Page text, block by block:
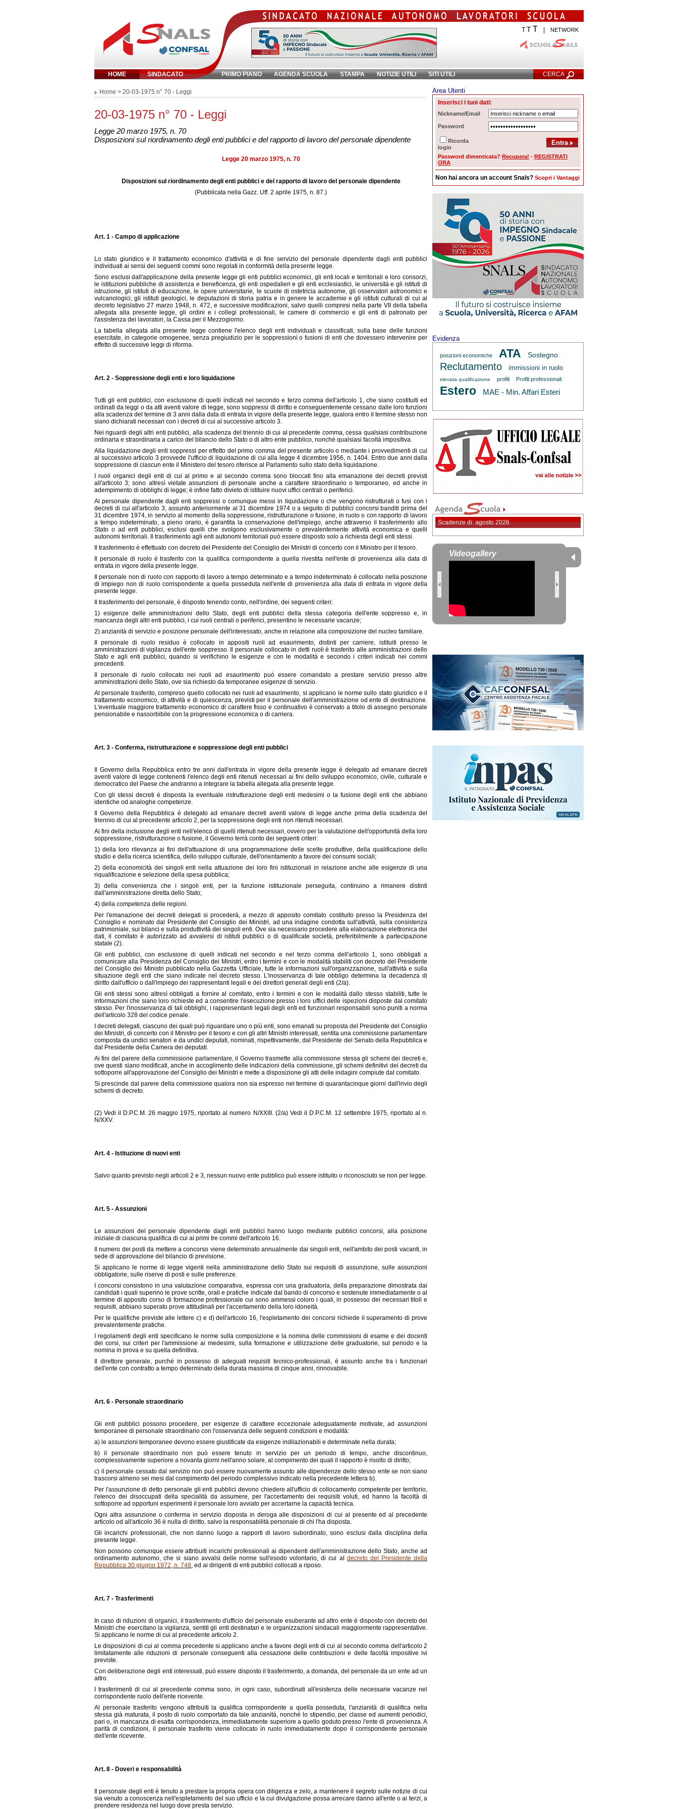
T TT NETWORK
HOME SINDACATO PRIMO PIANO AGENDA SCUOLA STAMPA NOTIZIE UTILI SITI UTILI CERCA
Inserisci parola chiave: Ricerca Avanzata
Home > 20-03-1975 n° 70 - Leggi
20-03-1975 n° 70 - Leggi
Legge 20 marzo 1975, n. 70
Disposizioni sul riordinamento degli enti pubblici e del rapporto di lavoro del personale dipendente
Legge 20 marzo 1975, n. 70
Disposizioni sul riordinamento degli enti pubblici e del rapporto di lavoro del personale dipendente
(Pubblicata nella Gazz. Uff. 2 aprile 1975, n. 87.)
Art. 1 - Campo di applicazione
Lo stato giuridico e il trattamento economico d'attività e di fine servizio del personale dipendente dagli enti pubblici
individuati ai sensi dei seguenti commi sono regolati in conformità della presente legge.
Sono esclusi dall'applicazione della presente legge gli enti pubblici economici, gli enti locali e territoriali e loro consorzi,
le istituzioni pubbliche di assistenza e beneficenza, gli enti ospedalieri e gli enti ecclesiastici, le università e gli istituti di
istruzione, gli istituti di educazione, le opere universitarie, le scuole di ostetricia autonome, gli osservatori astronomici e
vulcanologici, gli istituti geologici, le deputazioni di storia patria e in genere le accademie e gli istituti culturali di cui al
decreto legislativo 27 marzo 1948, n. 472, e successive modificazioni, salvo quelli compresi nella parte VII della tabella
allegata alla presente legge, gli ordini e i collegi professionali, le camere di commercio e gli enti di patronato per
l'assistenza dei lavoratori, la Cassa per il Mezzogiorno.
La tabella allegata alla presente legge contiene l'elenco degli enti individuali e classificati, sulla base delle funzioni
esercitate, in categorie omogenee, senza pregiudizio per le soppressioni o fusioni di enti che dovessero intervenire per
effetto di successive leggi di riforma.
Art. 2 - Soppressione degli enti e loro liquidazione
Tutti gli enti pubblici, con esclusione di quelli indicati nel secondo e terzo comma dell'articolo 1, che siano costituiti ed
ordinati da leggi o da atti aventi valore di legge, sono soppressi di diritto e conseguentemente cessano dalle loro funzioni
alla scadenza del termine di 3 anni dalla data di entrata in vigore della presente legge, qualora entro il termine stesso non
siano dichiarati necessari con i decreti di cui al successivo articolo 3.
Nei riguardi degli altri enti pubblici, alla scadenza del triennio di cui al precedente comma, cessa qualsiasi contribuzione
ordinaria e straordinaria a carico del bilancio dello Stato o di altro ente pubblico, nonché qualsiasi facoltà impositiva.
Alla liquidazione degli enti soppressi per effetto del primo comma del presente articolo o mediante i provvedimenti di cui
al successivo articolo 3 provvede l'ufficio di liquidazione di cui alla legge 4 dicembre 1956, n. 1404. Entro due anni dalla
soppressione di ciascun ente il Ministero del tesoro riferisce al Parlamento sullo stato della liquidazione.
I ruoli organici degli enti di cui al primo e al secondo comma sono bloccati fino alla emanazione dei decreti previsti
all'articolo 3; sono altresì vietate assunzioni di personale anche a carattere straordinario o temporaneo, ed anche in
adempimento di obblighi di legge; è infine fatto divieto di istituire nuovi uffici centrali o periferici.
Al personale dipendente dagli enti soppressi o comunque messi in liquidazione o che vengono ristrutturati o fusi con i
decreti di cui all'articolo 3, assunto anteriormente al 31 dicembre 1974 o a seguito di pubblici concorsi banditi prima del
31 dicembre 1974, in servizio al momento della soppressione, ristrutturazione o fusione, in ruolo o con rapporto di lavoro
a tempo indeterminato, a pieno orario, è garantita la conservazione dell'impiego, anche attraverso il trasferimento allo
Stato o ad enti pubblici, esclusi quelli che svolgono esclusivamente o prevalentemente attività economica e quelli
autonomi territoriali. Il trasferimento agli enti autonomi territoriali può essere disposto solo a richiesta degli enti stessi.
Il trasferimento è effettuato con decreto del Presidente del Consiglio dei Ministri di concerto con il Ministro per il tesoro.
Il personale di ruolo è trasferito con la qualifica corrispondente a quella rivestita nell'ente di provenienza alla data di
entrata in vigore della presente legge.
Il personale non di ruolo con rapporto di lavoro a tempo determinato e a tempo indeterminato è collocato nella posizione
di impiego non di ruolo corrispondente a quella posseduta nell'ente di provenienza alla data di entrata in vigore della
presente legge.
Il trasferimento del personale, è disposto tenendo conto, nell'ordine, dei seguenti criteri:
1) esigenze delle amministrazioni dello Stato, degli enti pubblici della stessa categoria dell'ente soppresso e, in
mancanza degli altri enti pubblici, i cui ruoli centrali o periferici, presentino le necessarie vacanze;
2) anzianità di servizio e posizione personale dell'interessato, anche in relazione alla composizione del nucleo familiare.
Il personale di ruolo residuo è collocato in appositi ruoli ad esaurimento, distinti per carriere, istituiti presso le
amministrazioni di vigilanza dell'ente soppresso. Il personale collocato in detti ruoli è trasferito alle amministrazioni dello
Stato e agli enti pubblici, quando si verifichino le esigenze e con le modalità e secondo i criteri indicati nei commi
precedenti.
Il personale di ruolo collocato nei ruoli ad esaurimento può essere comandato a prestare servizio presso altre
amministrazioni dello Stato, ove sia richiesto da temporanee esigenze di servizio.
Al personale trasferito, compreso quello collocato nei ruoli ad esaurimento, si applicano le norme sullo stato giuridico e il
trattamento economico, di attività e di quiescenza, previsti per il personale dell'amministrazione od ente di destinazione.
L'eventuale maggiore trattamento economico di carattere fisso e continuativo è conservato a titolo di assegno personale
pensionabile e riassorbibile con la progressione economica o di carriera.
Art. 3 - Conferma, ristrutturazione e soppressione degli enti pubblici
Il Governo della Repubblica entro tre anni dall'entrata in vigore della presente legge è delegato ad emanare decreti
aventi valore di legge contenenti l'elenco degli enti ritenuti necessari ai fini dello sviluppo economico, civile, culturale e
democratico del Paese che andranno a integrare la tabella allegata alla presente legge.
Con gli stessi decreti è disposta la eventuale ristrutturazione degli enti medesimi o la fusione degli enti che abbiano
identiche od analoghe competenze.
Il Governo della Repubblica è delegato ad emanare decreti aventi valore di legge anche prima della scadenza del
triennio di cui al precedente articolo 2, per la soppressione degli enti non ritenuti necessari.
Ai fini della inclusione degli enti nell'elenco di quelli ritenuti necessari, ovvero per la valutazione dell'opportunità della loro
soppressione, ristrutturazione o fusione, il Governo terrà conto dei seguenti criteri:
1) della loro rilevanza ai fini dell'attuazione di una programmazione delle scelte produttive, della qualificazione dello
studio e della ricerca scientifica, dello sviluppo culturale, dell'orientamento a favore dei consumi sociali;
2) della economicità dei singoli enti nella attuazione dei loro fini istituzionali in relazione anche alle esigenze di una
riqualificazione e selezione della spesa pubblica;
3) della convenienza che i singoli enti, per la funzione istituzionale perseguita, continuino a rimanere distinti
dall'amministrazione diretta dello Stato;
4) della competenza delle regioni.
Per l'emanazione dei decreti delegati si procederà, a mezzo di apposito comitato costituito presso la Presidenza del
Consiglio e nominato dal Presidente del Consiglio dei Ministri, ad una indagine condotta sull'attività, sulla consistenza
patrimoniale, sui bilanci e sulla produttività dei singoli enti. Ove sia necessario procedere alla elaborazione elettronica dei
dati, il comitato è autorizzato ad avvalersi di istituti pubblici o di qualificate società, preferibilmente a partecipazione
statale (2).
Gli enti pubblici, con esclusione di quelli indicati nel secondo e nel terzo comma dell'articolo 1, sono obbligati a
comunicare alla Presidenza del Consiglio dei Ministri, entro i termini e con le modalità stabiliti con decreto del Presidente
del Consiglio dei Ministri pubblicato nella Gazzetta Ufficiale, tutte le informazioni sull'organizzazione, sull'attività e sulla
situazione degli enti che siano indicate nel decreto stesso. L'inosservanza di tale obbligo determina la decadenza di
diritto dall'ufficio o dall'impiego dei rappresentanti legali e dei direttori generali degli enti (2/a).
Gli enti stessi sono altresì obbligati a fornire al comitato, entro i termini e con le modalità dallo stesso stabiliti, tutte le
informazioni che siano loro richieste ed a consentire l'esecuzione presso i loro uffici delle ispezioni disposte dal comitato
stesso. Per l'inosservanza di tali obblighi, i rappresentanti legali degli enti ed funzionari responsabili sono puniti a norma
dell'articolo 328 del codice penale.
I decreti delegati, ciascuno dei quali può riguardare uno o più enti, sono emanati su proposta del Presidente del Consiglio
dei Ministri, di concerto con il Ministro per il tesoro e con gli altri Ministri interessati, sentita una commissione parlamentare
composta da undici senatori e da undici deputati, nominati, rispettivamente, dal Presidente del Senato della Repubblica e
dal Presidente della Camera dei deputati.
Ai fini del parere della commissione parlamentare, il Governo trasmette alla commissione stessa gli schemi dei decreti e,
ove questi siano modificati, anche in accoglimento delle indicazioni della commissione, gli schemi definitivi dei decreti da
sottoporre all'approvazione del Consiglio dei Ministri e mette a disposizione gli atti delle indagini compiute dal comitato.
Si prescinde dal parere della commissione qualora non sia espresso nel termine di quarantacinque giorni dall'invio degli
schemi di decreto.
(2) Vedi il D.P.C.M. 26 maggio 1975, riportato al numero N/XXIII. (2/a) Vedi il D.P.C.M. 12 settembre 1975, riportato al n.
N/XXV.
Art. 4 - Istituzione di nuovi enti
Salvo quanto previsto negli articoli 2 e 3, nessun nuovo ente pubblico può essere istituito o riconosciuto se non per legge.
Art. 5 - Assunzioni
Le assunzioni del personale dipendente dagli enti pubblici hanno luogo mediante pubblici concorsi, alla posizione
iniziale di ciascuna qualifica di cui ai primi tre commi dell'articolo 16.
Il numero dei posti da mettere a concorso viene determinato annualmente dai singoli enti, nell'ambito dei posti vacanti, in
sede di approvazione del bilancio di previsione.
Si applicano le norme di legge vigenti nella amministrazione dello Stato sui requisiti di assunzione, sulle assunzioni
obbligatorie, sulle riserve di posti e sulle preferenze.
I concorsi consistono in una valutazione comparativa, espressa con una graduatoria, della preparazione dimostrata dai
candidati i quali superino le prove scritte, orali e pratiche indicate dal bando di concorso e sostenute immediatamente o al
termine di apposito corso di formazione professionale cui sono ammessi coloro i quali, in possesso dei necessari titoli e
requisiti, abbiano superato prove attitudinali per l'accertamento della loro idoneità.
Per le qualifiche previste alle lettere c) e d) dell'articolo 16, l'espletamento dei concorsi richiede il superamento di prove
prevalentemente pratiche.
I regolamenti degli enti specificano le norme sulla composizione e la nomina delle commissioni di esame e dei docenti
dei corsi, sui criteri per l'ammissione ai medesimi, sulla formazione e utilizzazione delle graduatorie, sul periodo e la
nomina in prova e su quella definitiva.
Il direttore generale, purché in possesso di adeguati requisiti tecnico-professionali, è assunto anche tra i funzionari
dell'ente con contratto a tempo determinato della durata massima di cinque anni, rinnovabile.
Art. 6 - Personale straordinario
Gli enti pubblici possono procedere, per esigenze di carattere eccezionale adeguatamente motivate, ad assunzioni
temporanee di personale straordinario con l'osservanza delle seguenti condizioni e modalità:
a) le assunzioni temporanee devono essere giustificate da esigenze indilazionabili e determinate nella durata;
b) il personale straordinario non può essere tenuto in servizio per un periodo di tempo, anche discontinuo,
complessivamente superiore a novanta giorni nell'anno solare, al compimento dei quali il rapporto è risolto di diritto;
c) il personale cessato dal servizio non può essere nuovamente assunto alle dipendenze dello stesso ente se non siano
trascorsi almeno sei mesi dal compimento del periodo complessivo indicato nella precedente lettera b).
Per l'assunzione di detto personale gli enti pubblici devono chiedere all'ufficio di collocamento competente per territorio,
l'elenco dei disoccupati della specialità da assumere, per l'accertamento dei requisiti voluti, ed hanno la facoltà di
sottoporre ad opportuni esperimenti il personale loro avviato per accertarne la capacità tecnica.
Ogni altra assunzione o conferma in servizio disposta in deroga alle disposizioni di cui al presente ed al precedente
articolo od all'articolo 36 è nulla di diritto, salvo la responsabilità personale di chi l'ha disposta.
Gli incarichi professionali, che non danno luogo a rapporti di lavoro subordinato, sono esclusi dalla disciplina della
presente legge.
Non possono comunque essere attribuiti incarichi professionali ai dipendenti dell'amministrazione dello Stato, anche ad
ordinamento autonomo, che si siano avvalsi delle norme sull'esodo volontario, di cui al decreto del Presidente della
Repubblica 30 giugno 1972, n. 748, ed ai dirigenti di enti pubblici collocati a riposo.
Art. 7 - Trasferimenti
In caso di riduzioni di organici, il trasferimento d'ufficio del personale esuberante ad altro ente è disposto con decreto dei
Ministri che esercitano la vigilanza, sentiti gli enti destinatari e le organizzazioni sindacali maggiormente rappresentative.
Si applicano le norme di cui al precedente articolo 2.
Le disposizioni di cui al comma precedente si applicano anche a favore degli enti di cui al secondo comma dell'articolo 2
limitatamente alle riduzioni di personale conseguenti alla cessazione delle contribuzioni e delle facoltà impositive ivi
previste.
Con deliberazione degli enti interessati, può essere disposto il trasferimento, a domanda, del personale da un ente ad un
altro.
I trasferimenti di cui al precedente comma sono, in ogni caso, subordinati all'esistenza delle necessarie vacanze nel
corrispondente ruolo dell'ente ricevente.
Al personale trasferito vengono attribuiti la qualifica corrispondente a quella posseduta, l'anzianità di qualifica nella
stessa già maturata, il posto di ruolo comportato da tale anzianità, nonché lo stipendio, per classe ed aumenti periodici,
pari o, in mancanza di esatta corrispondenza, immediatamente superiore a quello goduto presso l'ente di provenienza. A
parità di condizioni, il personale trasferito viene collocato in ruolo immediatamente dopo il corrispondente personale
dell'ente ricevente.
Art. 8 - Doveri e responsabilità
Il personale degli enti è tenuto a prestare la propria opera con diligenza e zelo, a mantenere il segreto sulle notizie di cui
sia venuto a conoscenza nell'espletamento del suo ufficio e la cui divulgazione possa arrecare danno all'ente o ai terzi, a
prendere residenza nel luogo dove presta servizio.
Area Utenti
Inserisci i tuoi dati:
Nickname/Email
Password
Ricorda
login
Password dimenticata? Recupera! - REGISTRATI
ORA
Non hai ancora un account Snals? Scopri i Vantaggi
Evidenza
posizioni economiche ATA Sostegno
Reclutamento immissioni in ruolo
elevata qualificazione profili Profili professionali
Estero MAE - Min. Affari Esteri
Scadenze di: agosto 2026
Videogallery